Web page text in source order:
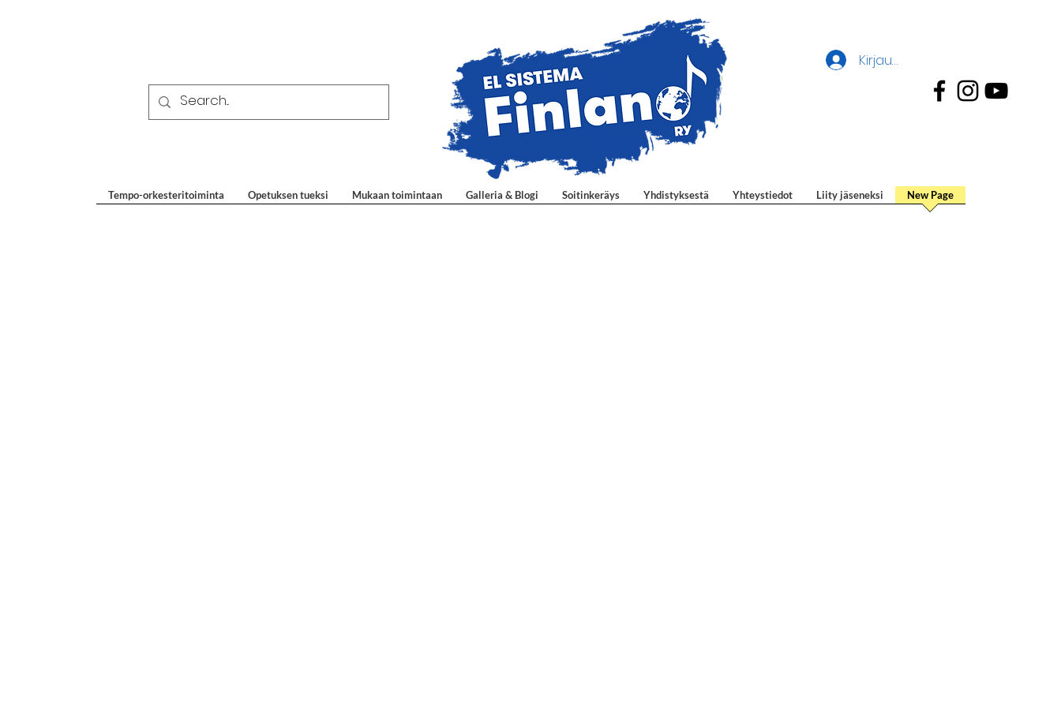
Tempo-orkesteritoiminta Opetuksen tueksi Mukaan toimintaan Galleria & Blogi Soitinkeräys Yhdistyksestä Yhteystiedot Liity jäseneksi New Page
Kirjaudu